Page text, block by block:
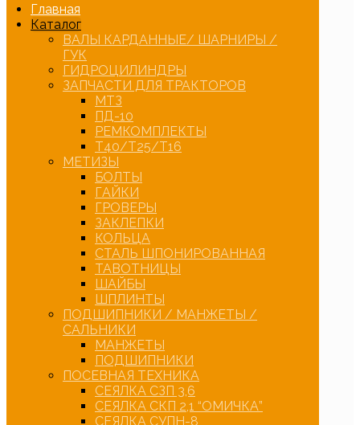
Главная
Каталог
ВАЛЫ КАРДАННЫЕ/ ШАРНИРЫ /
ГУК
ГИДРОЦИЛИНДРЫ
ЗАПЧАСТИ ДЛЯ ТРАКТОРОВ
МТЗ
ПД-10
РЕМКОМПЛЕКТЫ
Т40/Т25/Т16
МЕТИЗЫ
БОЛТЫ
ГАЙКИ
ГРОВЕРЫ
ЗАКЛЕПКИ
КОЛЬЦА
СТАЛЬ ШПОНИРОВАННАЯ
ТАВОТНИЦЫ
ШАЙБЫ
ШПЛИНТЫ
ПОДШИПНИКИ / МАНЖЕТЫ /
САЛЬНИКИ
МАНЖЕТЫ
ПОДШИПНИКИ
ПОСЕВНАЯ ТЕХНИКА
СЕЯЛКА СЗП 3,6
СЕЯЛКА СКП 2,1 “ОМИЧКА”
СЕЯЛКА СУПН-8